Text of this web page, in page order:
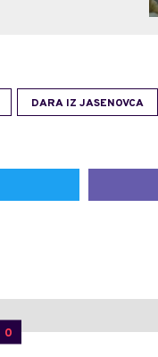
DARA IZ JASENOVCA
0